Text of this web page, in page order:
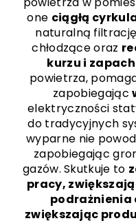
one ciągłą
naturalną
chłodzące oraz
kurzu i
powietrza,
zapobiegając
elektryczności
do tradycyjnych
wyparne nie
zapobiegając
gazów. Skutkuje to
pracy,
podrażnienia
zwiększając